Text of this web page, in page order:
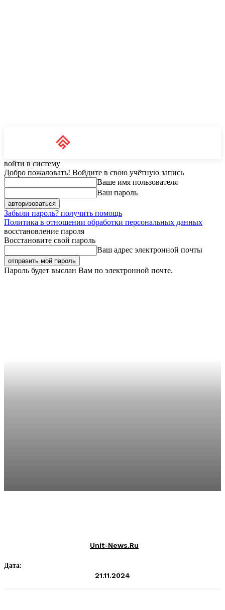
войти в систему
Добро пожаловать! Войдите в свою учётную запись
Ваше имя пользователя
Ваш пароль
Забыли пароль? получить помощь
Политика в отношении обработки персональных данных
восстановление пароля
Восстановите свой пароль
Ваш адрес электронной почты
Пароль будет выслан Вам по электронной почте.
Unit-News.ru
Дата:
21.11.2024